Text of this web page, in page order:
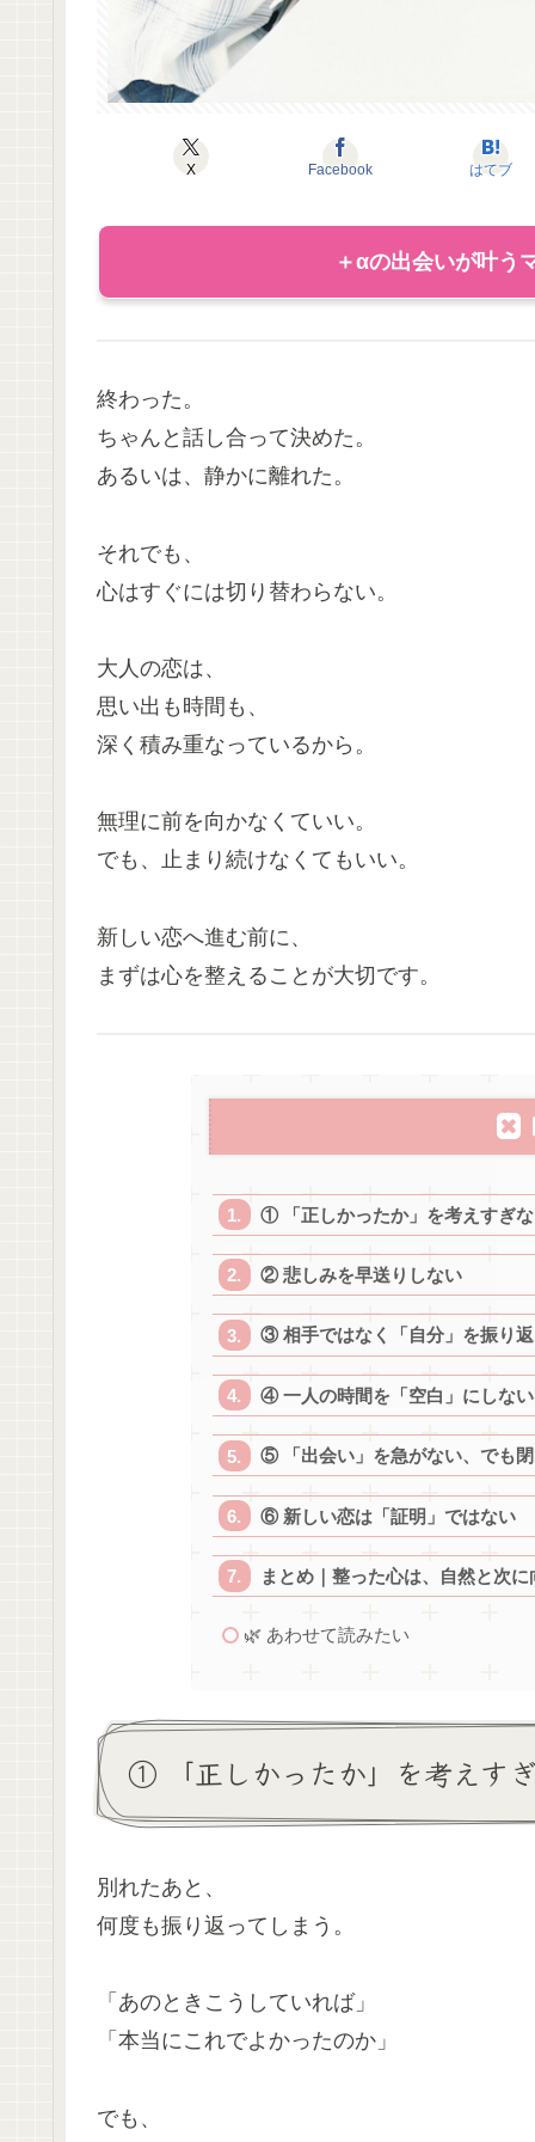
X Facebook はてブ
＋αの出会いが叶う
終わった。
ちゃんと話し合って決めた。
あるいは、静かに離れた。
それでも、
心はすぐには切り替わらない。
大人の恋は、
思い出も時間も、
深く積み重なっているから。
無理に前を向かなくていい。
でも、止まり続けなくてもいい。
新しい恋へ進む前に、
まずは心を整えることが大切です。
① 「正しかったか」を考えすぎ
② 悲しみを早送りしない
③ 相手ではなく「自分」を振り
④ 一人の時間を「空白」にしない
⑤ 「出会い」を急がない、でも
⑥ 新しい恋は「証明」ではない
まとめ｜整った心は、自然と次に
🌿 あわせて読みたい
① 「正しかったか」を考えす
別れたあと、
何度も振り返ってしまう。
「あのときこうしていれば」
「本当にこれでよかったのか」
でも、